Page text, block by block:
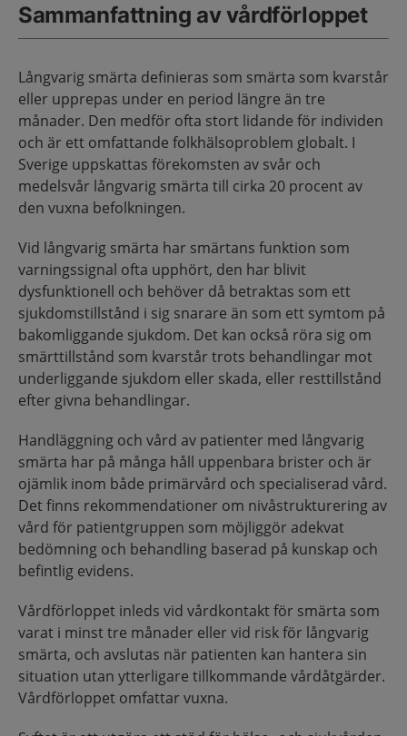
Sammanfattning av vårdförloppet
Långvarig smärta definieras som smärta som kvarstår
eller upprepas under en period längre än tre
månader. Den medför ofta stort lidande för individen
och är ett omfattande folkhälsoproblem globalt. I
Sverige uppskattas förekomsten av svår och
medelsvår långvarig smärta till cirka 20 procent av
den vuxna befolkningen.
Vid långvarig smärta har smärtans funktion som
varningssignal ofta upphört, den har blivit
dysfunktionell och behöver då betraktas som ett
sjukdomstillstånd i sig snarare än som ett symtom på
bakomliggande sjukdom. Det kan också röra sig om
smärttillstånd som kvarstår trots behandlingar mot
underliggande sjukdom eller skada, eller resttillstånd
efter givna behandlingar.
Handläggning och vård av patienter med långvarig
smärta har på många håll uppenbara brister och är
ojämlik inom både primärvård och specialiserad vård.
Det finns rekommendationer om nivåstrukturering av
vård för patientgruppen som möjliggör adekvat
bedömning och behandling baserad på kunskap och
befintlig evidens.
Vårdförloppet inleds vid vårdkontakt för smärta som
varat i minst tre månader eller vid risk för långvarig
smärta, och avslutas när patienten kan hantera sin
situation utan ytterligare tillkommande vårdåtgärder.
Vårdförloppet omfattar vuxna.